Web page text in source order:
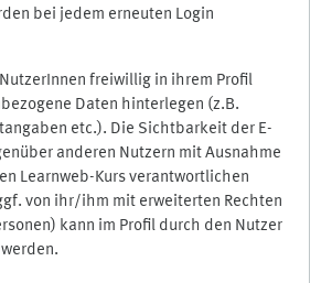
bei jedem erneuten Login
freiwillig in ihrem Profil
Daten hinterlegen (z.B.
etc.). Die Sichtbarkeit der E-
anderen Nutzern mit Ausnahme
Learnweb-Kurs verantwortlichen
von ihr/ihm mit erweiterten Rechten
kann im Profil durch den Nutzer